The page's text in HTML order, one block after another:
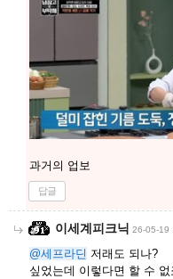
과거의 업보
답글
이세계피크닉 26-05-19
@세프라딘 저래도 되나?
싶었는데 이렇다면 할 수 없